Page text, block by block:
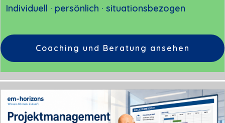
Individuell · persönlich · situationsbezogen
Coaching und Beratung ansehen